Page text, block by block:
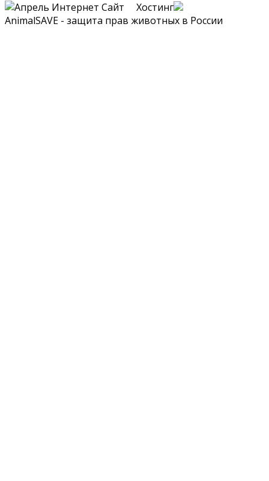
Сайт Хостинг
AnimalSAVE - защита прав животных в России